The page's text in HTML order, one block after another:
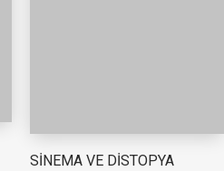
SİNEMA VE DİSTOPYA